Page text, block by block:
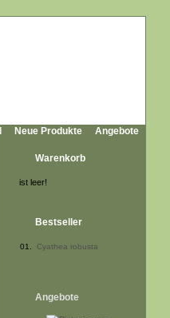
Neue Produkte Angebote
Warenkorb
ist leer!
Bestseller
01. Cyathea robusta
Angebote